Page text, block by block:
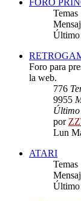
FORO
Temas
Último
Foro para
la web.
776
9955
Último
por
Lun
ATARI
Temas
Último